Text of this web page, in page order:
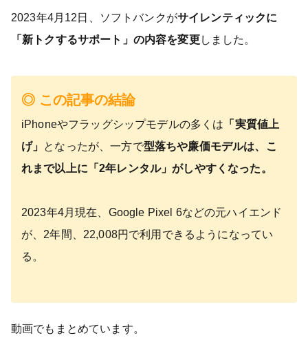
2023年4月12日、ソフトバンクがサイレンティックに
「新トクするサポート」の内容を変更しました。
◎ この記事の結論
iPhoneやフラッグシップモデルの多くは 「実質値上
げ」 となったが、一方で型落ちや廉価モデルは、こ
れまで以上に「2年レンタル」がしやすくなった。
2023年4月現在、Google Pixel 6などの元ハイエンド
が、2年間、22,008円で利用できるようになってい
る。
動画でもまとめています。